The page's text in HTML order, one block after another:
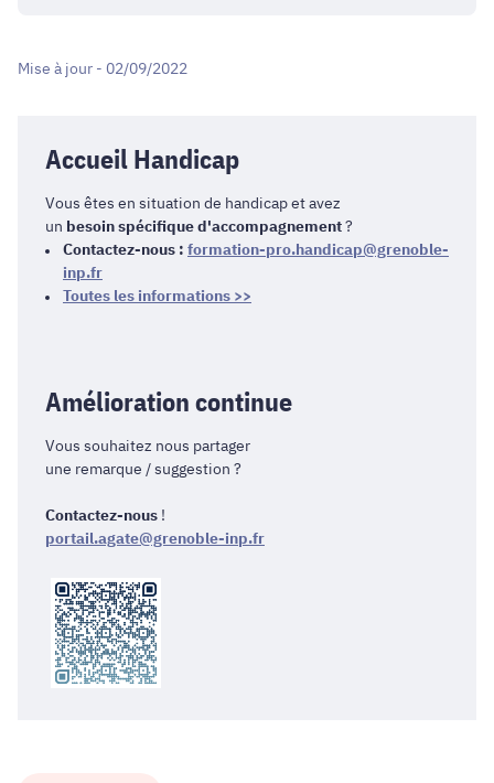
Mise à jour - 02/09/2022
Accueil Handicap
Vous êtes en situation de handicap et avez
un besoin spécifique d'accompagnement?
Contactez-nous : formation-pro.handicap@grenoble-
inp.fr
Toutes les informations >>
Amélioration continue
Vous souhaitez nous partager
une remarque / suggestion ?
Contactez-nous !
portail.agate@grenoble-inp.fr